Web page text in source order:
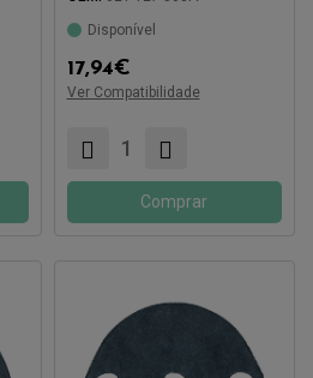
Disponível
17,94€
Ver Compatibilidade
Compatível com:
Comprar